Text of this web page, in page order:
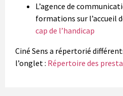
L’agence de
formations sur l’accueil
cap de l’handicap
Ciné Sens a répertorié
l’onglet : Répertoire des